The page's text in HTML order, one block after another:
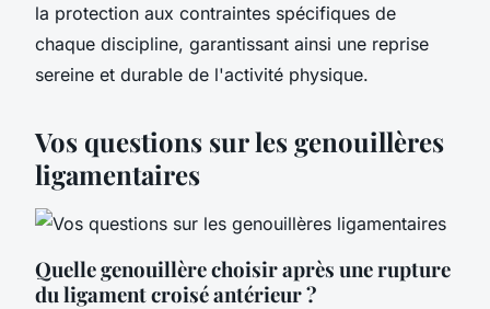
la protection aux contraintes spécifiques de
chaque discipline, garantissant ainsi une reprise
sereine et durable de l'activité physique.
Vos questions sur les genouillères
ligamentaires
Quelle genouillère choisir après une rupture
du ligament croisé antérieur ?